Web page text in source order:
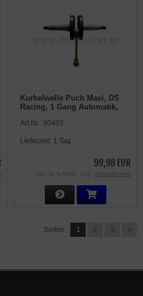
Kurbelwelle Puch Maxi, DS
Racing, 1 Gang Automatik,
mm inkl. Kolbenbolzenlager
Art.Nr.: 90402
Lieferzeit: 1 Tag
99,98 EUR
inkl. 20 % MwSt. zzgl. Versandkosten
Seiten: 1 2 3 »